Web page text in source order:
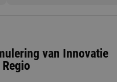
van Innovatie